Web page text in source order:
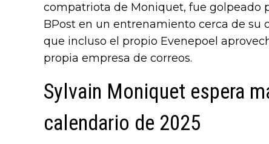
compatriota de Moniquet, fue golpeado
BPost en un entrenamiento cerca de su
que incluso el propio Evenepoel
propia empresa de correos.
Sylvain Moniquet espera
calendario de 2025